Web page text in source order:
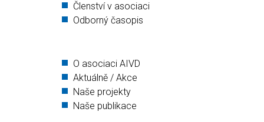
Členství v asociaci
Odborný časopis
O asociaci AIVD
Aktuálně / Akce
Naše projekty
Naše publikace